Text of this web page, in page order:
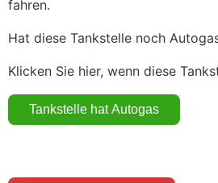
fahren.
Hat diese Tankstelle noch
Klicken Sie hier, wenn diese